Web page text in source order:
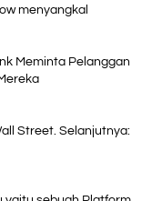
menyangkal
Meminta Pelanggan
Street. Selanjutnya: